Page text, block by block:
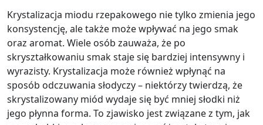
Krystalizacja miodu rzepakowego nie tylko zmienia jego
konsystencję, ale także może wpływać na jego smak
oraz aromat. Wiele osób zauważa, że po
skryształkowaniu smak staje się bardziej intensywny i
wyrazisty. Krystalizacja może również wpłynąć na
sposób odczuwania słodyczy – niektórzy twierdzą, że
skrystalizowany miód wydaje się być mniej słodki niż
jego płynna forma. To zjawisko jest związane z tym, jak